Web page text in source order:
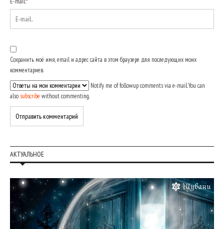
Сохранить моё имя, email и адрес сайта в этом браузере для последующих моих
комментариев.
Notify me of followup comments via e-mail. You can
also subscribe without commenting.
АКТУАЛЬНОЕ